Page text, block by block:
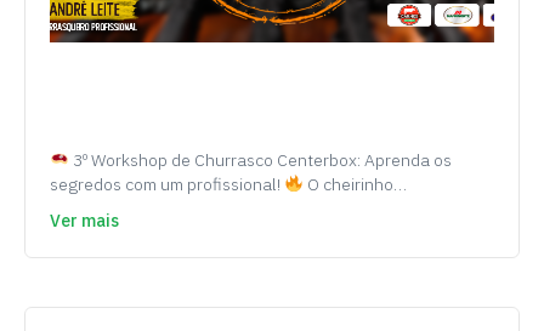
3º Workshop de Churrasco Centerbox: Aprenda os
segredos com um profissional!
O cheirinho…
Ver mais